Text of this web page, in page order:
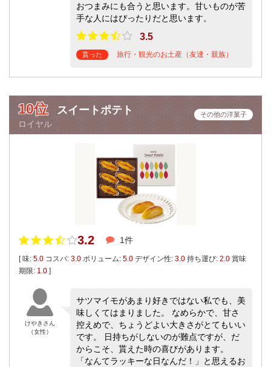
おつまみにも合うと思います。甘いものが苦
手な人にはぴったりだと思います。
3.5
貰った 旅行・観光のお土産（友達・親族）
10位 スイートポテト
ロイヤル
その他の洋菓子
3.2 1件
[ 味: 5.0 コスパ: 3.0 ボリューム: 5.0 デザイン性: 3.0 持ち運び: 2.0 賞味
期限: 1.0 ]
けやきさん
（女性）
サツマイモがあまり好きではない私でも、美
味しくてはまりました。 なめらかで、甘さ
控えめで、ちょうどよい大きさがとてもいい
です。 日持ちがしないのが難点ですが、だ
からこそ、貰えた時の喜びがあります。
「なんてラッキーな日なんだ！」と思えるお